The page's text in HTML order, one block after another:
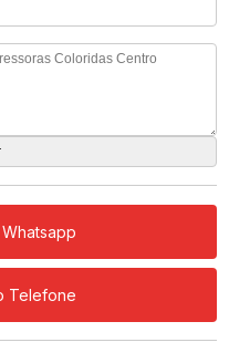
Telefone